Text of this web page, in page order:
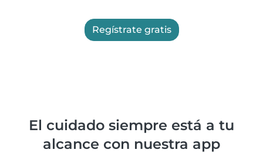
Regístrate gratis
El cuidado siempre está a tu
alcance con nuestra app